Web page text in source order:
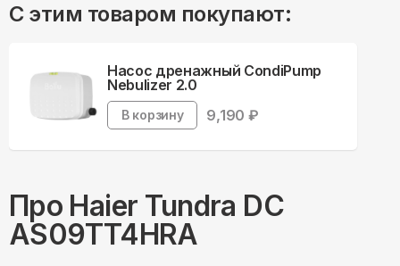
С этим товаром покупают:
Насос дренажный CondiPump
Nebulizer 2.0
В корзину 9,190 ₽
Про Haier Tundra DC
AS09TT4HRA